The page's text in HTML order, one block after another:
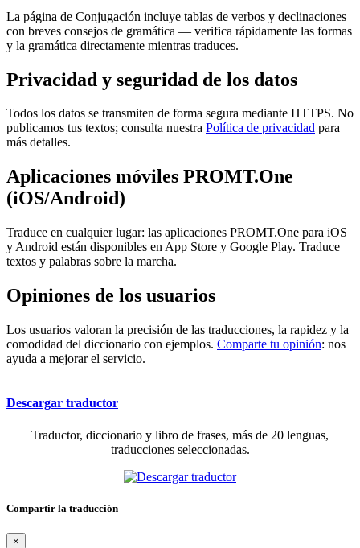
La página de Conjugación incluye tablas de verbos y declinaciones
con breves consejos de gramática — verifica rápidamente las formas
y la gramática directamente mientras traduces.
Privacidad y seguridad de los datos
Todos los datos se transmiten de forma segura mediante HTTPS. No
publicamos tus textos; consulta nuestra Política de privacidad para
más detalles.
Aplicaciones móviles PROMT.One
(iOS/Android)
Traduce en cualquier lugar: las aplicaciones PROMT.One para iOS
y Android están disponibles en App Store y Google Play. Traduce
textos y palabras sobre la marcha.
Opiniones de los usuarios
Los usuarios valoran la precisión de las traducciones, la rapidez y la
comodidad del diccionario con ejemplos. Comparte tu opinión: nos
ayuda a mejorar el servicio.
Descargar traductor
Traductor, diccionario y libro de frases, más de 20 lenguas,
traducciones seleccionadas.
Compartir la traducción
×